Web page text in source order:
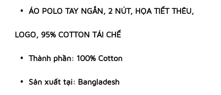
ÁO POLO TAY NGẮN, 2 NÚT, HỌA TIẾT THÊU,
LOGO, 95% COTTON TÁI CHẾ
Thành phần: 100% Cotton
Sản xuất tại: Bangladesh